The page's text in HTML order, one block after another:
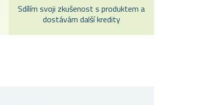
Sdílím svoji zkušenost s produktem a
dostávám další kredity